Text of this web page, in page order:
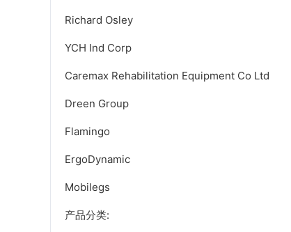
Richard Osley
YCH Ind Corp
Caremax Rehabilitation Equipment Co Ltd
Dreen Group
Flamingo
ErgoDynamic
Mobilegs
产品分类: